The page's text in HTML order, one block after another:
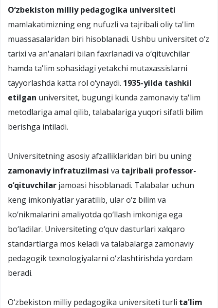
O‘zbekiston milliy pedagogika universiteti
mamlakatimizning eng nufuzli va tajribali oliy ta'lim
muassasalaridan biri hisoblanadi. Ushbu universitet o‘z
tarixi va an'analari bilan faxrlanadi va o‘qituvchilar
hamda ta'lim sohasidagi yetakchi mutaxassislarni
tayyorlashda katta rol o‘ynaydi. 1935-yilda tashkil
etilgan universitet, bugungi kunda zamonaviy ta'lim
metodlariga amal qilib, talabalariga yuqori sifatli bilim
berishga intiladi.
Universitetning asosiy afzalliklaridan biri bu uning
zamonaviy infratuzilmasi va tajribali professor-
o‘qituvchilar jamoasi hisoblanadi. Talabalar uchun
keng imkoniyatlar yaratilib, ular o‘z bilim va
ko‘nikmalarini amaliyotda qo‘llash imkoniga ega
bo‘ladilar. Universiteting o‘quv dasturlari xalqaro
standartlarga mos keladi va talabalarga zamonaviy
pedagogik texnologiyalarni o‘zlashtirishda yordam
beradi.
O‘zbekiston milliy pedagogika universiteti turli ta'lim